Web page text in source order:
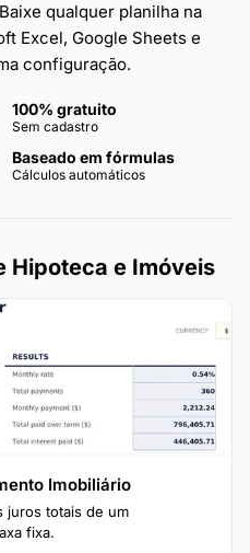
qualquer planilha na
Excel, Google Sheets e
configuração.
100% gratuito
Sem cadastro
Baseado em fórmulas
Cálculos automáticos
Hipoteca e Imóveis
Imobiliário
juros totais de um
fixa.